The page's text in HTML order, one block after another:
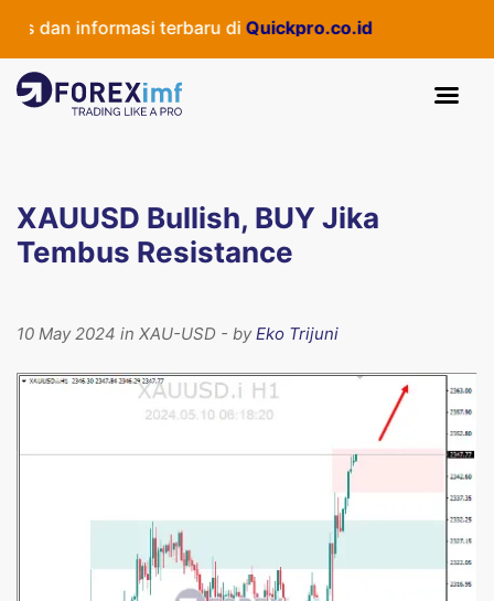
dan informasi terbaru diQuickpro.co.id
XAUUSD Bullish, BUY Jika
Tembus Resistance
10 May 2024 in XAU-USD - byEko Trijuni